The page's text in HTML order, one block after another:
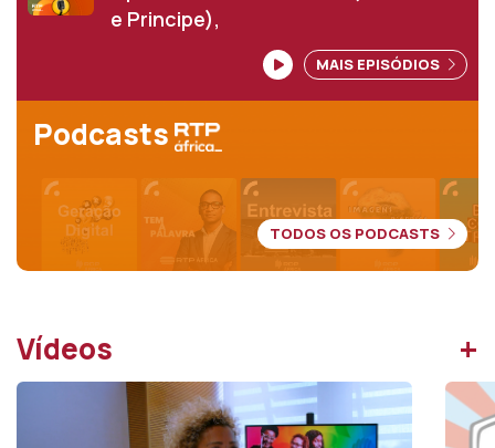
e Principe),
MAIS EPISÓDIOS
Podcasts
TODOS OS PODCASTS
Vídeos +